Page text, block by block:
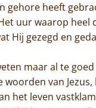
gehore heeft
uur waarop heel
Hij gezegd en
maar al te
woorden van
het leven